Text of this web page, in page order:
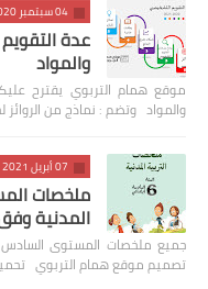
04 سبتمبر 2020
عدة
والمواد
موقع همام التربوي يقترح
والمواد وتضم : نماذج من الروائز
07 أبريل 2021
ملخصات
المدنية
جميع ملخصات المستوى السادس
تصميم موقع همام التربوي